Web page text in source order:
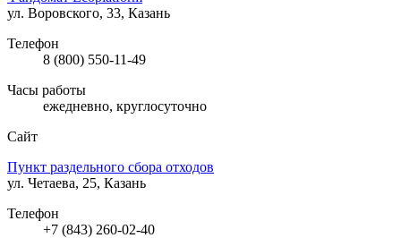
ул. Воровского, 33, Казань
Телефон
8 (800) 550-11-49
Часы работы
ежедневно, круглосуточно
Сайт
Пункт раздельного сбора отходов
ул. Четаева, 25, Казань
Телефон
+7 (843) 260-02-40